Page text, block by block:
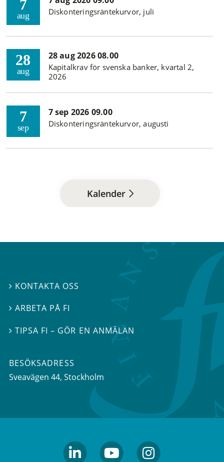
7
aug Diskonteringsräntekurvor, juli
28
aug
28 aug 2026 08.00
Kapitalkrav för svenska banker, kvartal 2,
2026
7
sep
7 sep 2026 09.00
Diskonteringsräntekurvor, augusti
Kalender
 KONTAKTA OSS
ARBETA PÅ FI
TIPSA FI – GÖR EN ANMÄLAN
BESÖKSADRESS
Sveavägen 44, Stockholm